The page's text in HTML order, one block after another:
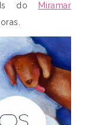
do
Miramar